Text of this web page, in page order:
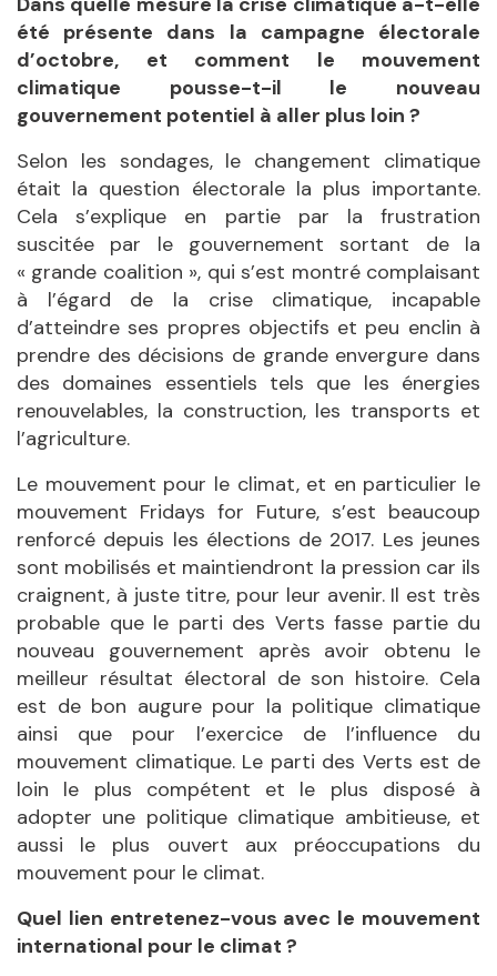
été présente dans la campagne électorale
d’octobre, et comment le mouvement
climatique pousse-t-il le nouveau
gouvernement potentiel à aller plus loin ?
Selon les sondages, le changement climatique
était la question électorale la plus importante.
Cela s’explique en partie par la frustration
suscitée par le gouvernement sortant de la
« grande coalition », qui s’est montré complaisant
à l’égard de la crise climatique, incapable
d’atteindre ses propres objectifs et peu enclin à
prendre des décisions de grande envergure dans
des domaines essentiels tels que les énergies
renouvelables, la construction, les transports et
l’agriculture.
Le mouvement pour le climat, et en particulier le
mouvement Fridays for Future, s’est beaucoup
renforcé depuis les élections de 2017. Les jeunes
sont mobilisés et maintiendront la pression car ils
craignent, à juste titre, pour leur avenir. Il est très
probable que le parti des Verts fasse partie du
nouveau gouvernement après avoir obtenu le
meilleur résultat électoral de son histoire. Cela
est de bon augure pour la politique climatique
ainsi que pour l’exercice de l’influence du
mouvement climatique. Le parti des Verts est de
loin le plus compétent et le plus disposé à
adopter une politique climatique ambitieuse, et
aussi le plus ouvert aux préoccupations du
mouvement pour le climat.
Quel lien entretenez-vous avec le mouvement
international pour le climat ?